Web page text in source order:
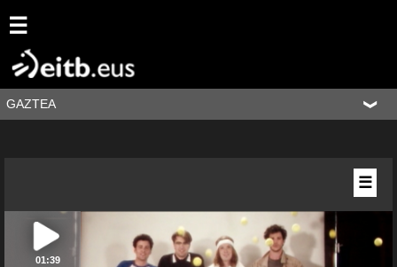
☰
GAZTEA
01:39
☰